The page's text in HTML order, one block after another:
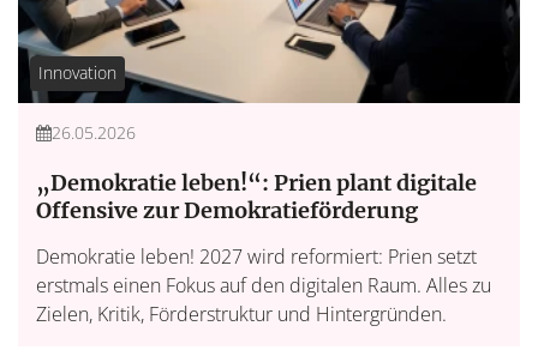
Innovation
26.05.2026
„Demokratie leben!“: Prien plant digitale
Offensive zur Demokratieförderung
Demokratie leben! 2027 wird reformiert: Prien setzt
erstmals einen Fokus auf den digitalen Raum. Alles zu
Zielen, Kritik, Förderstruktur und Hintergründen.